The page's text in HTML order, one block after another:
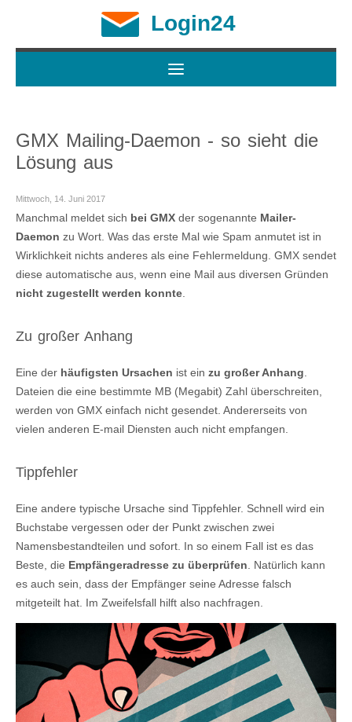
Login24
GMX Mailing-Daemon - so sieht die
Lösung aus
Mittwoch, 14. Juni 2017
Manchmal meldet sich bei GMX der sogenannte Mailer-
Daemon zu Wort. Was das erste Mal wie Spam anmutet ist in
Wirklichkeit nichts anderes als eine Fehlermeldung. GMX sendet
diese automatische aus, wenn eine Mail aus diversen Gründen
nicht zugestellt werden konnte
Zu großer Anhang
Eine der häufigsten Ursachen ist ein zu großer Anhang
Dateien die eine bestimmte MB (Megabit) Zahl überschreiten,
werden von GMX einfach nicht gesendet. Andererseits von
vielen anderen E-mail Diensten auch nicht empfangen.
Tippfehler
Eine andere typische Ursache sind Tippfehler. Schnell wird ein
Buchstabe vergessen oder der Punkt zwischen zwei
Namensbestandteilen und sofort. In so einem Fall ist es das
Beste, die Empfängeradresse zu überprüfen . Natürlich kann
es auch sein, dass der Empfänger seine Adresse falsch
mitgeteilt hat. Im Zweifelsfall hilft also nachfragen.